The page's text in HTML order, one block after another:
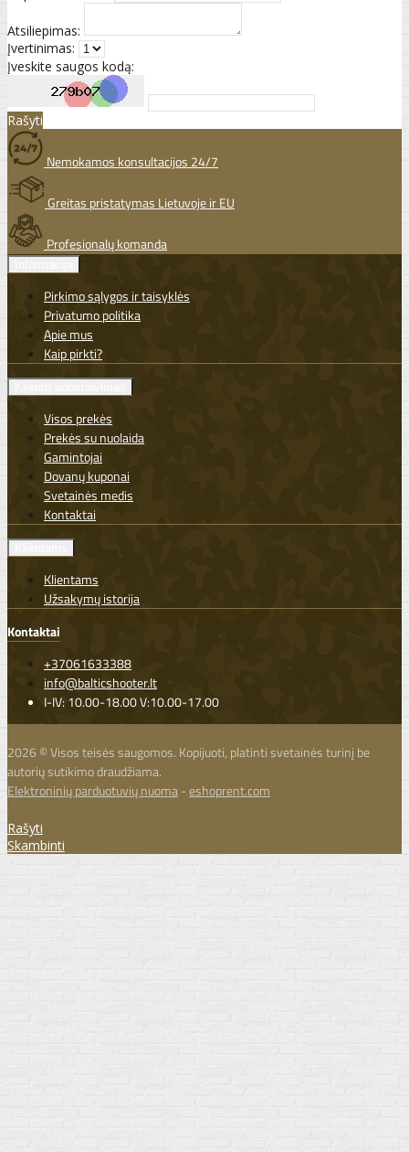
Atsiliepimas:
Įvertinimas:
Įveskite saugos kodą:
Rašyti
Nemokamos konsultacijos 24/7
Greitas pristatymas Lietuvoje ir EU
Profesionalų komanda
Pirkimo sąlygos ir taisyklės
Privatumo politika
Apie mus
Kaip pirkti?
Visos prekės
Prekės su nuolaida
Gamintojai
Dovanų kuponai
Svetainės medis
Kontaktai
Klientams
Užsakymų istorija
Kontaktai
+37061633388
info@balticshooter.lt
I-IV: 10.00-18.00 V:10.00-17.00
2026 © Visos teisės saugomos. Kopijuoti, platinti svetainės turinį be
autorių sutikimo draudžiama.
Elektroninių parduotuvių nuoma-eshoprent.com
Rašyti
Skambinti